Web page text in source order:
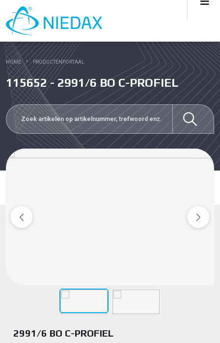
HOME PRODUCTENPORTAAL
115652 - 2991/6 BO C-PROFIEL
2991/6 BO C-PROFIEL